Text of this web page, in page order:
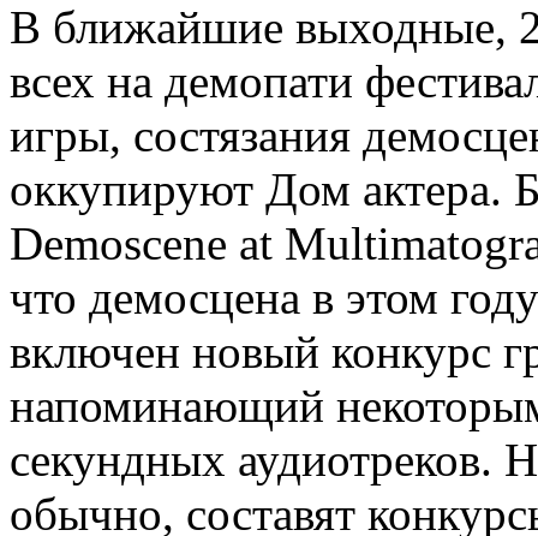
В ближайшие выходные,
всех на демопати
игры, состязания
оккупируют Дом актера.
Demoscene at
что демосцена в этом
включен новый конкурс
напоминающий
секундных аудиотреков.
обычно, составят